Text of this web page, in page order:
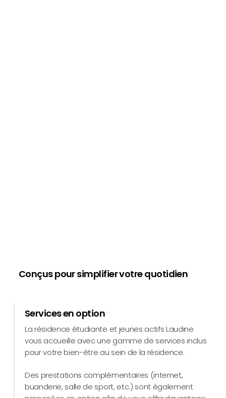
Conçus pour simplifier votre quotidien
Services en option
La résidence étudiante et jeunes actifs Laudine
vous accueille avec une gamme de services inclus
pour votre bien-être au sein de la résidence.
Des prestations complémentaires (internet,
buanderie, salle de sport, etc.) sont également